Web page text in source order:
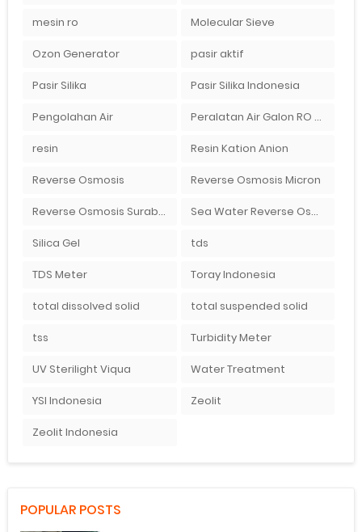
mesin ro Molecular Sieve
Ozon Generator pasir aktif
Pasir Silika Pasir Silika Indonesia
Pengolahan Air Peralatan Air Galon RO Palembang
resin Resin Kation Anion
Reverse Osmosis Reverse Osmosis Micron
Reverse Osmosis Surabaya Sea Water Reverse Osmosis
Silica Gel tds
TDS Meter Toray Indonesia
total dissolved solid total suspended solid
tss Turbidity Meter
UV Sterilight Viqua Water Treatment
YSI Indonesia Zeolit
Zeolit Indonesia
POPULAR POSTS